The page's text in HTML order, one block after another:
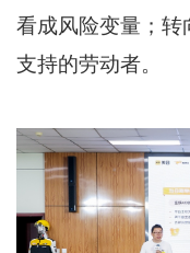
看成风险变量；转
支持的劳动者。